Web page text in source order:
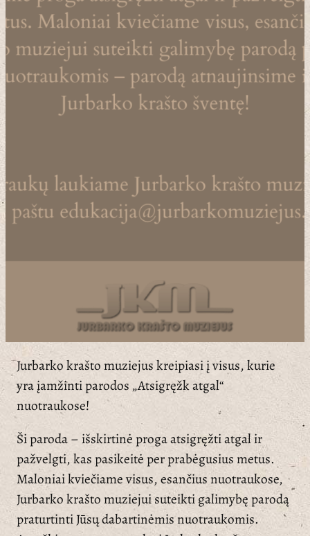
Jurbarko krašto muziejus kreipiasi į visus, kurie
yra įamžinti parodos „Atsigręžk atgal“
nuotraukose!
Ši paroda – išskirtinė proga atsigręžti atgal ir
pažvelgti, kas pasikeitė per prabėgusius metus.
Maloniai kviečiame visus, esančius nuotraukose,
Jurbarko krašto muziejui suteikti galimybę parodą
praturtinti Jūsų dabartinėmis nuotraukomis.